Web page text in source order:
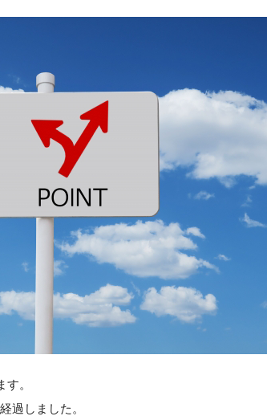
。
過しました。